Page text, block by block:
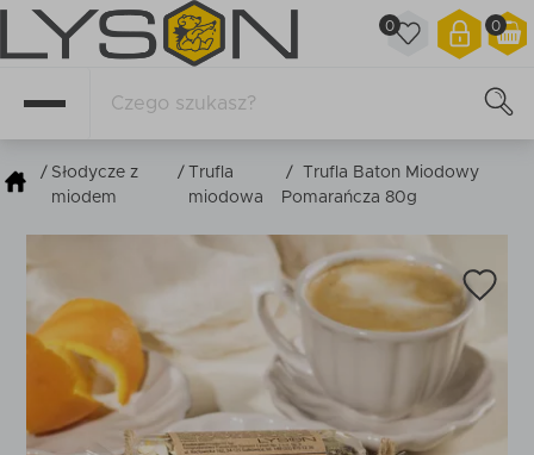
0
0
/ Słodycze z
miodem
/
Trufla
miodowa
/
Trufla Baton Miodowy
Pomarańcza 80g